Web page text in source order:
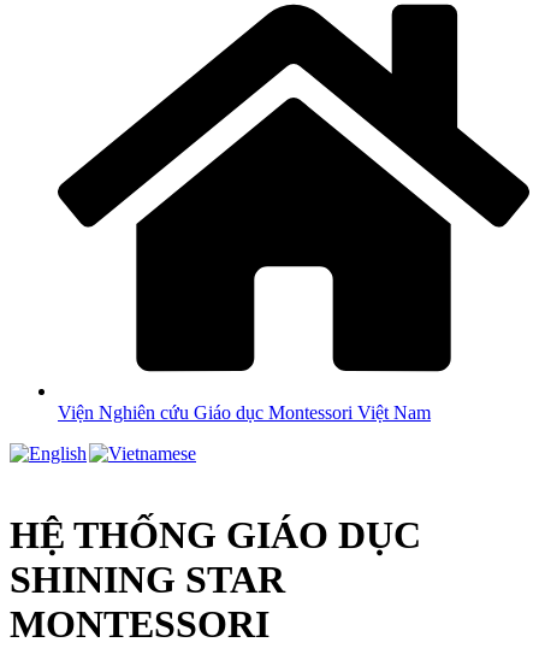
Viện Nghiên cứu Giáo dục Montessori Việt Nam
HỆ THỐNG GIÁO DỤC
SHINING STAR
MONTESSORI